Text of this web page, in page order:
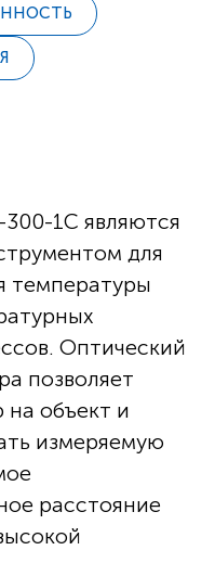
1С являются
для
температуры
Оптический
позволяет
на объект и
измеряемую
расстояние